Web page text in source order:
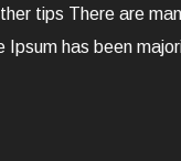
tips There are
Ipsum has been